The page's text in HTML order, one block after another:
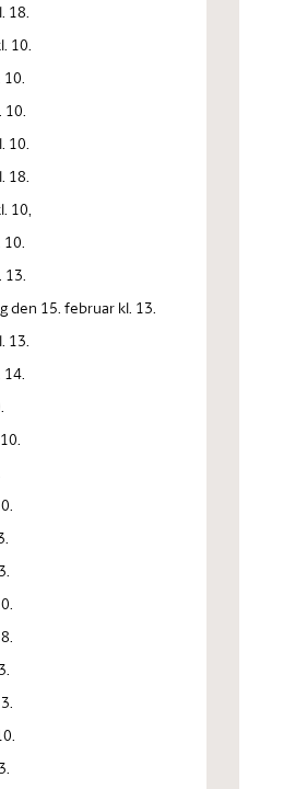
18.
10.
10.
10.
18.
10,
13.
den 15. februar kl. 13.
13.